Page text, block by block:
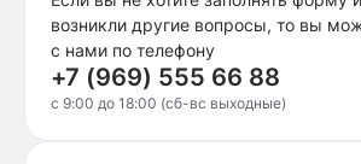
возникли другие вопросы, то вы
с нами по телефону
+7 (969) 555 66 88
c 9:00 до 18:00 (сб-вс выходные)